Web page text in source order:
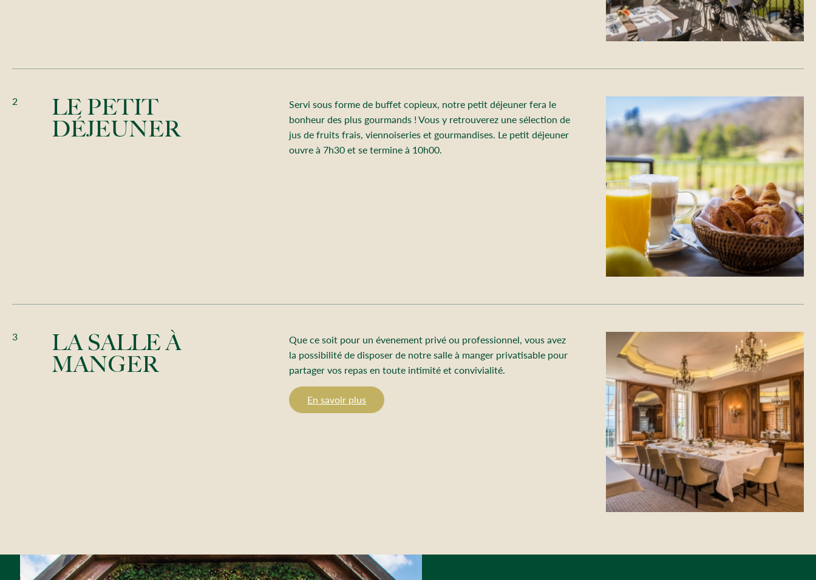
2
LE PETIT
DÉJEUNER
Servi sous forme de buffet copieux, notre petit déjeuner fera le
bonheur des plus gourmands ! Vous y retrouverez une sélection de
jus de fruits frais, viennoiseries et gourmandises. Le petit déjeuner
ouvre à 7h30 et se termine à 10h00.
3
LA SALLE À
MANGER
Que ce soit pour un évenement privé ou professionnel, vous avez
la possibilité de disposer de notre salle à manger privatisable pour
partager vos repas en toute intimité et convivialité.
En savoir plus